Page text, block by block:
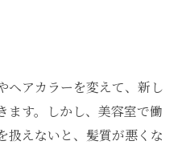
ヘアカラーを変えて、新し
ます。しかし、美容室で働
扱えないと、髪質が悪くな